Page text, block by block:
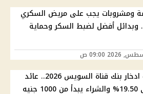
ومشروبات يجب على مريض السكري
وبدائل أفضل لضبط السكر وحماية
شهادات ادخار بنك قناة السويس 2026.. عائد